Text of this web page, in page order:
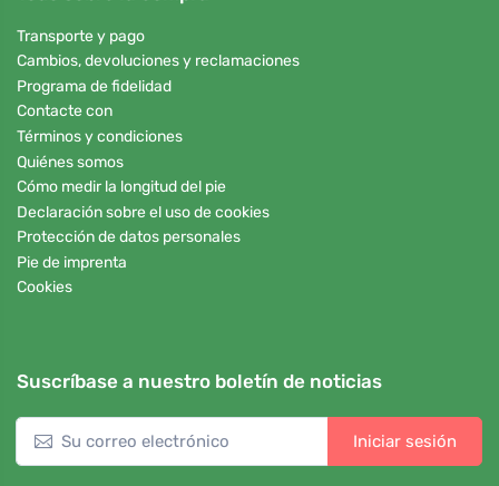
Transporte y pago
Cambios, devoluciones y reclamaciones
Programa de fidelidad
Contacte con
Términos y condiciones
Quiénes somos
Cómo medir la longitud del pie
Declaración sobre el uso de cookies
Protección de datos personales
Pie de imprenta
Cookies
Suscríbase a nuestro boletín de noticias
Iniciar sesión